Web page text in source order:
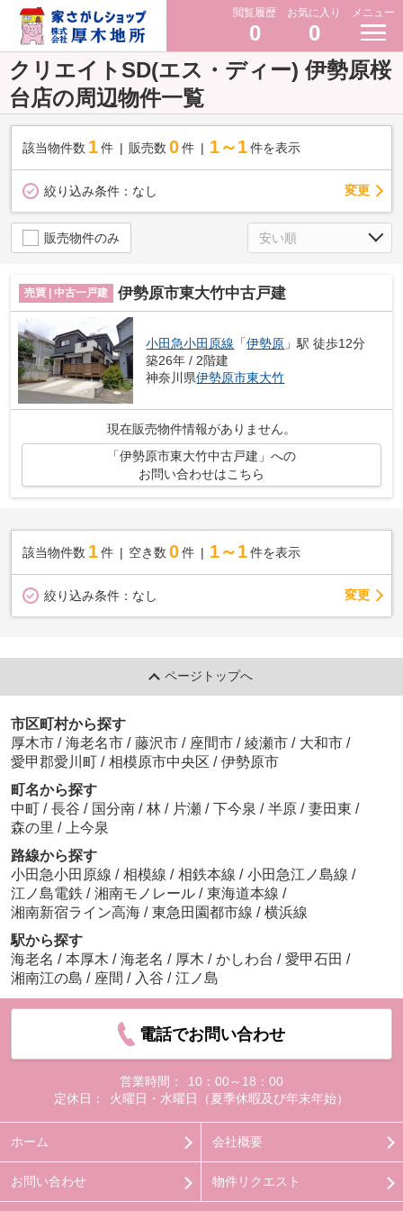
閲覧履歴
0
お気に入り
0
メニュー
クリエイトSD(エス・ディー) 伊勢原桜
台店の周辺物件一覧
該当物件数 1件 販売数 0 件 1～1 件を表示
絞り込み条件： なし 変更
販売物件のみ
売買 | 中古一戸建 伊勢原市東大竹中古戸建
小田急小田原線 「伊勢原 」駅 徒歩12分
築26年 / 2階建
神奈川県伊勢原市東大竹
現在販売物件情報がありません。
「伊勢原市東大竹中古戸建」への
お問い合わせはこちら
該当物件数 1件 空き数 0 件 1～1 件を表示
絞り込み条件： なし 変更
ページトップへ
市区町村から探す
厚木市 / 海老名市 / 藤沢市 / 座間市 / 綾瀬市 / 大和市 /
愛甲郡愛川町 / 相模原市中央区 / 伊勢原市
町名から探す
中町 / 長谷 / 国分南 / 林 / 片瀬 / 下今泉 / 半原 / 妻田東 /
森の里 /
上今泉
路線から探す
小田急小田原線 / 相模線 / 相鉄本線 / 小田急江ノ島線 /
江ノ島電鉄 / 湘南モノレール / 東海道本線 /
湘南新宿ライン高海 / 東急田園都市線 / 横浜線
駅から探す
海老名 / 本厚木 / 海老名 / 厚木 / かしわ台 / 愛甲石田 /
湘南江の島 / 座間 / 入谷 / 江ノ島
電話でお問い合わせ
営業時間：
10：00～18：00
定休日：
火曜日・水曜日（夏季休暇及び年末年始）
ホーム 会社概要
お問い合わせ 物件リクエスト